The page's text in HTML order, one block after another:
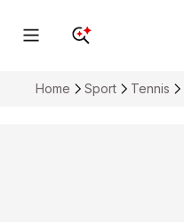
Home Sport Tennis